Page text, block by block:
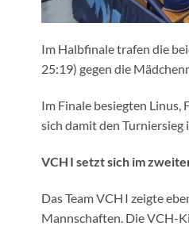
Im Halbfinale trafen die
25:19) gegen die
Im Finale besiegten Linus,
sich damit den Turniersieg
VCH I setzt sich im
Das Team VCH I zeigte
Mannschaften. Die VCH-